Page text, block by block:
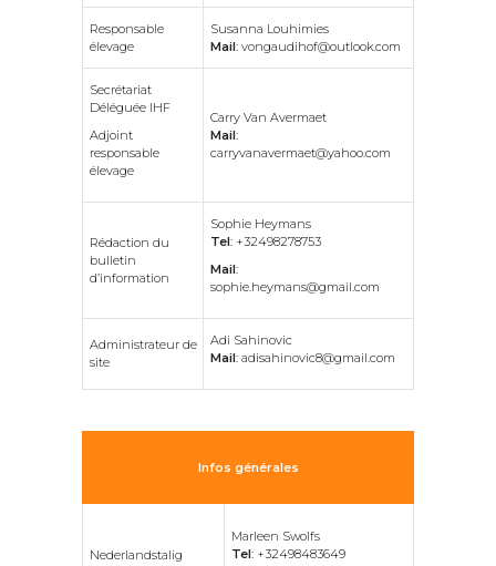
English
Français
Responsable
élevage
Susanna Louhimies
Mail: vongaudihof@outlook.com
Secrétariat
Déléguée IHF
Adjoint
responsable
élevage
Carry Van Avermaet
Mail:
carryvanavermaet@yahoo.com
Rédaction du
bulletin
d’information
Sophie Heymans
Tel: +32498278753
Mail:
sophie.heymans@gmail.com
Administrateur de
site
Adi Sahinovic
Mail: adisahinovic8@gmail.com
Infos générales
Nederlandstalig
Marleen Swolfs
Tel: +32498483649